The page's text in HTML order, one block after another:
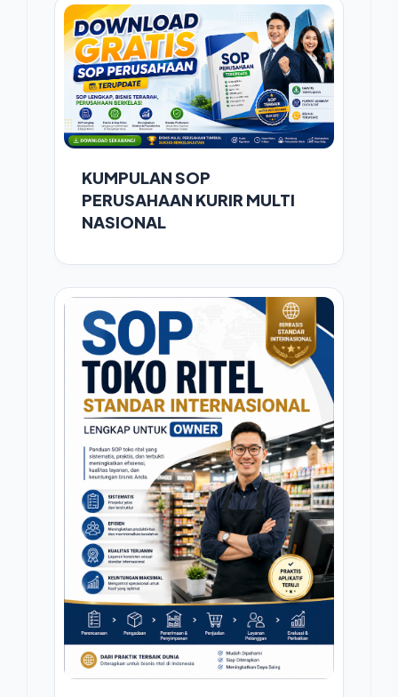
KUMPULAN SOP
PERUSAHAAN KURIR MULTI
NASIONAL